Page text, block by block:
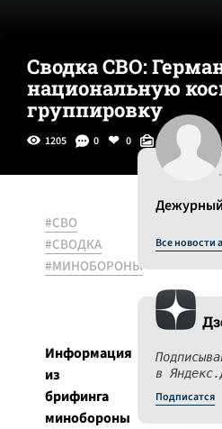
Сводка СВО:
национальную
группировку
1205 0 0
#СВО
#СВОДКА
#МИНОБОРОНЫ
Информация
из
брифинга
минобороны
Все новости
в
Подписатся